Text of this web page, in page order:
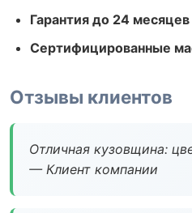
Гарантия до 24
Сертифицированные
Отзывы клиентов
Отличная кузовщина:
— Клиент компании